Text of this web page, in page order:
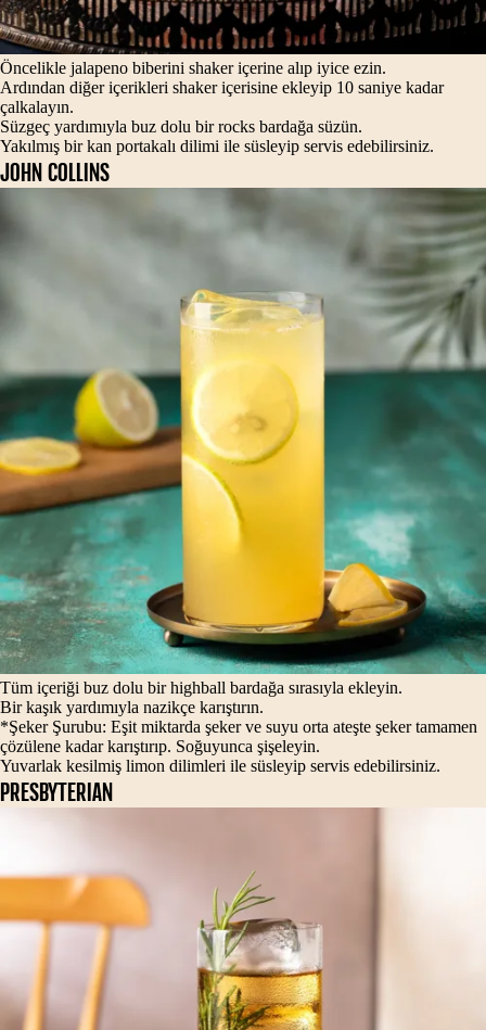
Öncelikle jalapeno biberini shaker içerine alıp iyice ezin.
Ardından diğer içerikleri shaker içerisine ekleyip 10 saniye kadar
çalkalayın.
Süzgeç yardımıyla buz dolu bir rocks bardağa süzün.
Yakılmış bir kan portakalı dilimi ile süsleyip servis edebilirsiniz.
JOHN COLLINS
Tüm içeriği buz dolu bir highball bardağa sırasıyla ekleyin.
Bir kaşık yardımıyla nazikçe karıştırın.
*Şeker Şurubu: Eşit miktarda şeker ve suyu orta ateşte şeker tamamen
çözülene kadar karıştırıp. Soğuyunca şişeleyin.
Yuvarlak kesilmiş limon dilimleri ile süsleyip servis edebilirsiniz.
PRESBYTERIAN